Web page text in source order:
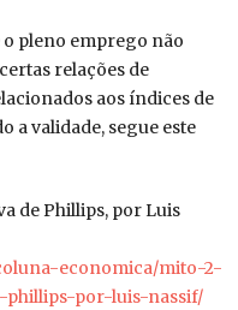
pleno emprego não
relações de
aos índices de
a validade, segue este
de Phillips, por Luis
economica/mito-2-
por-luis-nassif/